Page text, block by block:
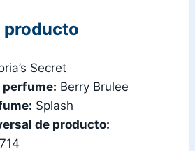
producto
Secret
perfume: Berry Brulee
Splash
de producto: